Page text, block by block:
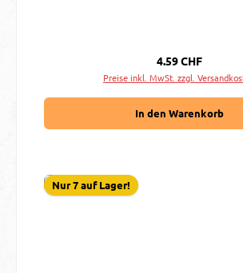
Regulärer Preis:
4.59 CHF
Preise inkl. MwSt. zzgl.
In den Warenkorb
Nur 7 auf Lager!